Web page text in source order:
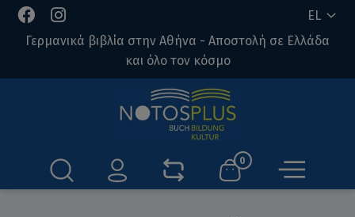
EL
Γερμανικά βιβλία στην Αθήνα - Αποστολή σε Ελλάδα
και όλο τον κόσμο
0